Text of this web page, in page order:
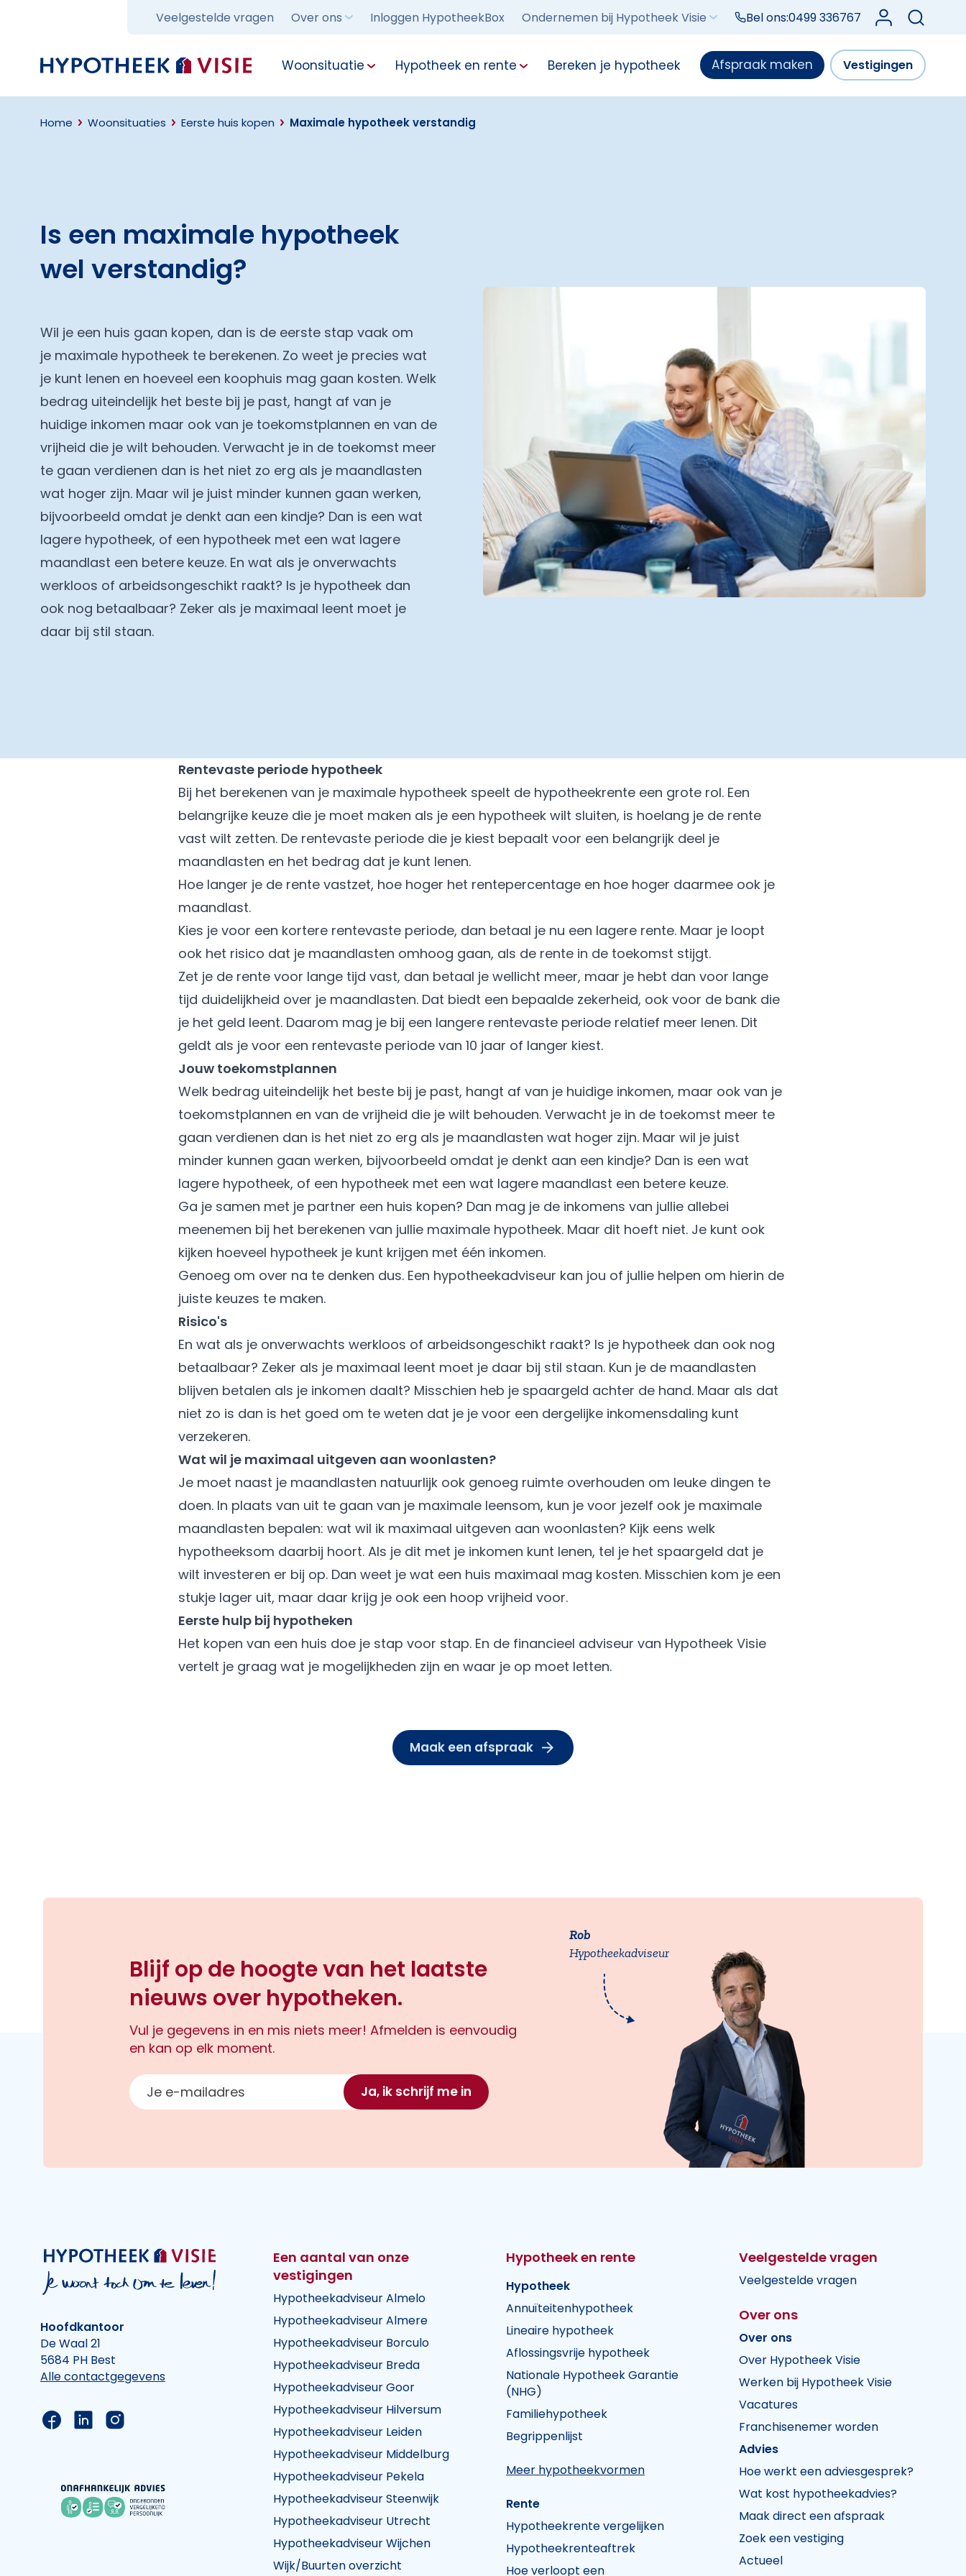
Veelgestelde vragen Over ons Inloggen HypotheekBox Ondernemen bij Hypotheek Visie Bel ons:0499 336767 Log in bij Mijn
Terug naar home Woonsituatie Hypotheek en rente Bereken je hypotheek Afspraak maken Vestigingen
Home Woonsituaties Eerste huis kopen Maximale hypotheek verstandig
Is een maximale hypotheek
wel verstandig?
Wil je een huis gaan kopen, dan is de eerste stap vaak om
je maximale hypotheek te berekenen. Zo weet je precies wat
je kunt lenen en hoeveel een koophuis mag gaan kosten. Welk
bedrag uiteindelijk het beste bij je past, hangt af van je
huidige inkomen maar ook van je toekomstplannen en van de
vrijheid die je wilt behouden. Verwacht je in de toekomst meer
te gaan verdienen dan is het niet zo erg als je maandlasten
wat hoger zijn. Maar wil je juist minder kunnen gaan werken,
bijvoorbeeld omdat je denkt aan een kindje? Dan is een wat
lagere hypotheek, of een hypotheek met een wat lagere
maandlast een betere keuze. En wat als je onverwachts
werkloos of arbeidsongeschikt raakt? Is je hypotheek dan
ook nog betaalbaar? Zeker als je maximaal leent moet je
daar bij stil staan.
Rentevaste periode hypotheek
Bij het berekenen van je maximale hypotheek speelt de hypotheekrente een grote rol. Een
belangrijke keuze die je moet maken als je een hypotheek wilt sluiten, is hoelang je de rente
vast wilt zetten. De rentevaste periode die je kiest bepaalt voor een belangrijk deel je
maandlasten en het bedrag dat je kunt lenen.
Hoe langer je de rente vastzet, hoe hoger het rentepercentage en hoe hoger daarmee ook je
maandlast.
Kies je voor een kortere rentevaste periode, dan betaal je nu een lagere rente. Maar je loopt
ook het risico dat je maandlasten omhoog gaan, als de rente in de toekomst stijgt.
Zet je de rente voor lange tijd vast, dan betaal je wellicht meer, maar je hebt dan voor lange
tijd duidelijkheid over je maandlasten. Dat biedt een bepaalde zekerheid, ook voor de bank die
je het geld leent. Daarom mag je bij een langere rentevaste periode relatief meer lenen. Dit
geldt als je voor een rentevaste periode van 10 jaar of langer kiest.
Jouw toekomstplannen
Welk bedrag uiteindelijk het beste bij je past, hangt af van je huidige inkomen, maar ook van je
toekomstplannen en van de vrijheid die je wilt behouden. Verwacht je in de toekomst meer te
gaan verdienen dan is het niet zo erg als je maandlasten wat hoger zijn. Maar wil je juist
minder kunnen gaan werken, bijvoorbeeld omdat je denkt aan een kindje? Dan is een wat
lagere hypotheek, of een hypotheek met een wat lagere maandlast een betere keuze.
Ga je samen met je partner een huis kopen? Dan mag je de inkomens van jullie allebei
meenemen bij het berekenen van jullie maximale hypotheek. Maar dit hoeft niet. Je kunt ook
kijken hoeveel hypotheek je kunt krijgen met één inkomen.
Genoeg om over na te denken dus. Een hypotheekadviseur kan jou of jullie helpen om hierin de
juiste keuzes te maken.
Risico's
En wat als je onverwachts werkloos of arbeidsongeschikt raakt? Is je hypotheek dan ook nog
betaalbaar? Zeker als je maximaal leent moet je daar bij stil staan. Kun je de maandlasten
blijven betalen als je inkomen daalt? Misschien heb je spaargeld achter de hand. Maar als dat
niet zo is dan is het goed om te weten dat je je voor een dergelijke inkomensdaling kunt
verzekeren.
Wat wil je maximaal uitgeven aan woonlasten?
Je moet naast je maandlasten natuurlijk ook genoeg ruimte overhouden om leuke dingen te
doen. In plaats van uit te gaan van je maximale leensom, kun je voor jezelf ook je maximale
maandlasten bepalen: wat wil ik maximaal uitgeven aan woonlasten? Kijk eens welk
hypotheeksom daarbij hoort. Als je dit met je inkomen kunt lenen, tel je het spaargeld dat je
wilt investeren er bij op. Dan weet je wat een huis maximaal mag kosten. Misschien kom je een
stukje lager uit, maar daar krijg je ook een hoop vrijheid voor.
Eerste hulp bij hypotheken
Het kopen van een huis doe je stap voor stap. En de financieel adviseur van Hypotheek Visie
vertelt je graag wat je mogelijkheden zijn en waar je op moet letten.
Maak een afspraak
Blijf op de hoogte van het laatste
nieuws over hypotheken.
Vul je gegevens in en mis niets meer! Afmelden is eenvoudig
en kan op elk moment.
E-mailadres
Ja, ik schrijf me in
Rob
Hypotheekadviseur
Hoofdkantoor
De Waal 21
5684 PH Best
Alle contactgegevens
Link naar de Facebook pagina van Hypotheek Visie
Link naar de LinkedIn pagina van Hypotheek Visie
Link naar de Instagram pagina van Hypotheek Visie
Een aantal van onze
vestigingen
Hypotheekadviseur Almelo
Hypotheekadviseur Almere
Hypotheekadviseur Borculo
Hypotheekadviseur Breda
Hypotheekadviseur Goor
Hypotheekadviseur Hilversum
Hypotheekadviseur Leiden
Hypotheekadviseur Middelburg
Hypotheekadviseur Pekela
Hypotheekadviseur Steenwijk
Hypotheekadviseur Utrecht
Hypotheekadviseur Wijchen
Wijk/Buurten overzicht
Hypotheek en rente
Hypotheek
Annuïteitenhypotheek
Lineaire hypotheek
Aflossingsvrije hypotheek
Nationale Hypotheek Garantie
(NHG)
Familiehypotheek
Begrippenlijst
Meer hypotheekvormen
Rente
Hypotheekrente vergelijken
Hypotheekrenteaftrek
Hoe verloopt een
Veelgestelde vragen
Veelgestelde vragen
Over ons
Over ons
Over Hypotheek Visie
Werken bij Hypotheek Visie
Vacatures
Franchisenemer worden
Advies
Hoe werkt een adviesgesprek?
Wat kost hypotheekadvies?
Maak direct een afspraak
Zoek een vestiging
Actueel